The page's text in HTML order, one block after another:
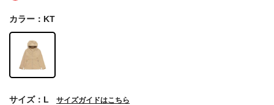
カラー：KT
サイズ：L サイズガイドはこちら